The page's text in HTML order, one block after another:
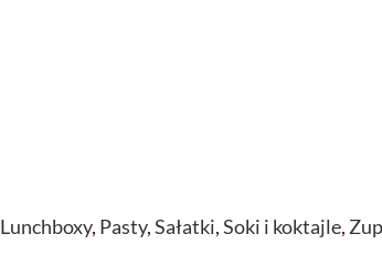
Lunchboxy, Pasty,Sałatki,Soki i koktajle,